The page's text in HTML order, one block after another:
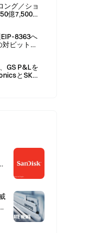
ング／ショ
億7,500万
有
8363へ
ビットコ
スクを警
GS P&Lを
とSK